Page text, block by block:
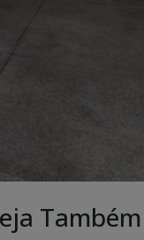
Também